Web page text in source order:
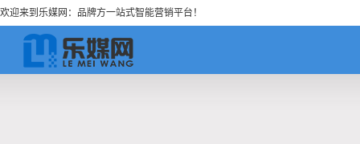
欢迎来到乐媒网：品牌方一站式智能营销平台！